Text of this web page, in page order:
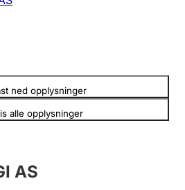
ned opplysninger
alle opplysninger
AS